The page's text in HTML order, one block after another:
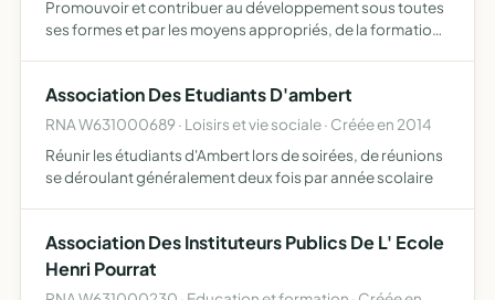
Promouvoir et contribuer au développement sous toutes
ses formes et par les moyens appropriés, de la formation
Association Des Etudiants D'ambert
RNA W631000689 · Loisirs et vie sociale · Créée en 2014
Réunir les étudiants d'Ambert lors de soirées, de réunions
se déroulant généralement deux fois par année scolaire
Association Des Instituteurs Publics De L' Ecole
Henri Pourrat